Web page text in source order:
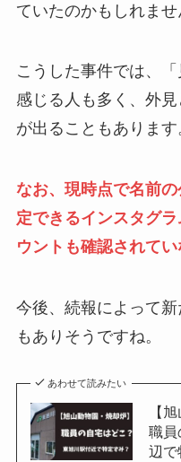
ていたのかもしれませ
こうした事件では、
感じる人も多く、外
が出ることもあります
なお、現時点で名前
定できるインスタグ
ウントも確認されてい
今後、続報によって
もありそうですね。
あわせて読みたい
【
職員
辺で